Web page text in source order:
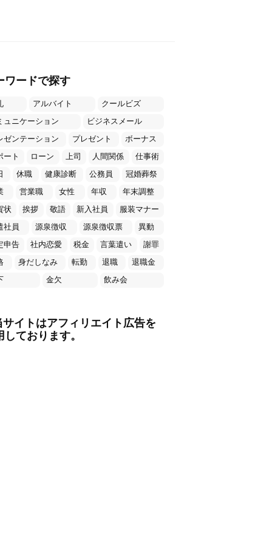
ワードで探す
アルバイト
クールビズ
ュニケーション
ビジネスメール
ゼンテーション
プレゼント
ボーナス
ート
ローン 上司 人間関係
仕事術
休職 健康診断 公務員
冠婚葬祭
営業職 女性 年収
年末調整
状
挨拶 敬語 新入社員
服装マナー
社員
源泉徴収 源泉徴収票
異動
申告
社内恋愛 税金 言葉遣い
謝罪
身だしなみ 転勤 退職
退職金
金欠 飲み会
イトはアフィリエイト広告を
しております。